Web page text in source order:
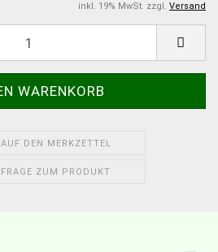
inkl. 19% MwSt. zzgl. Versand
AUF DEN MERKZETTEL
FRAGE ZUM PRODUKT